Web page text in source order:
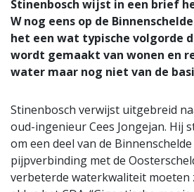
Stinenbosch wijst in een brief
W nog eens op de
het een wat typische volgorde
wordt gemaakt van wonen en
water maar nog niet van de
Stinenbosch verwijst uitgebreid
oud-ingenieur Cees Jongejan. Hij
om een deel van de
pijpverbinding met de
verbeterde waterkwaliteit moeten